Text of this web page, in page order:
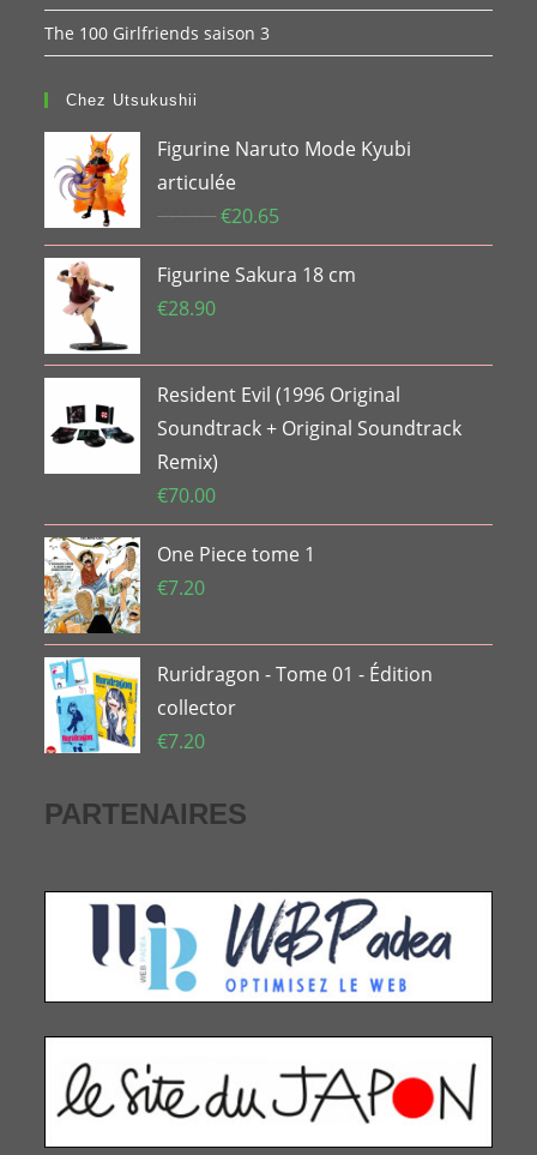
The 100 Girlfriends saison 3
Chez Utsukushii
Figurine Naruto Mode Kyubi
articulée
€33.74 Le
prix
initial
€20.65
prix
actuel
Figurine Sakura 18 cm
€28.90
Resident Evil (1996 Original
Soundtrack + Original Soundtrack
Remix)
€70.00
One Piece tome 1
€7.20
Ruridragon - Tome 01 - Édition
collector
€7.20
PARTENAIRES